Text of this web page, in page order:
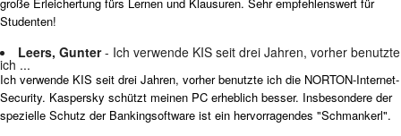
Studenten!
Leers, Gunter- Ich verwende KIS seit drei Jahren, vorher benutzte
ich ...
Ich verwende KIS seit drei Jahren, vorher benutzte ich die NORTON-Internet-
Security. Kaspersky schützt meinen PC erheblich besser. Insbesondere der
spezielle Schutz der Bankingsoftware ist ein hervorragendes "Schmankerl".